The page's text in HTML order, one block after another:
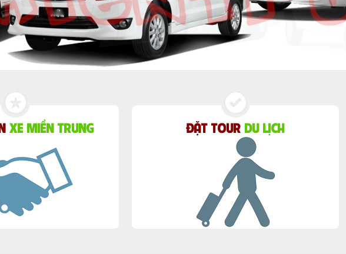
XE MIỀN TRUNG ĐẶT TOUR DU LỊCH